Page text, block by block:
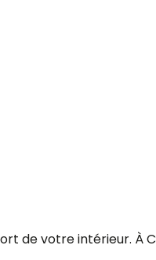
de votre intérieur. À